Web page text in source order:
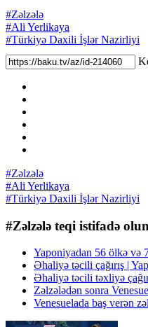
#Zəlzələ
#Ali Yerlikaya
#Türkiyə Daxili İşlər Nazirliyi
#Zəlzələ
#Ali Yerlikaya
#Türkiyə Daxili İşlər Nazirliyi
#Zəlzələ teqi istifadə
Yaponiyadan 56 ölkə və
Əhaliyə təcili çağırış |
Əhaliyə təcili təxliyə
Zəlzələdən sonra
Venesuelada baş verən